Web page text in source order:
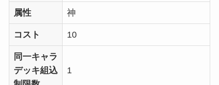
属性 神
コスト 10
同一キャラ
デッキ組込
1